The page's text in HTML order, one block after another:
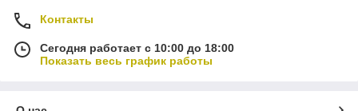
Контакты
Сегодня работает с 10:00 до 18:00
Показать весь график работы